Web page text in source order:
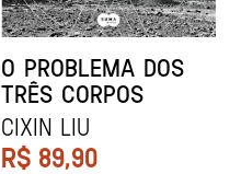
O PROBLEMA DOS
TRÊS CORPOS
CIXIN LIU
R$ 89,90